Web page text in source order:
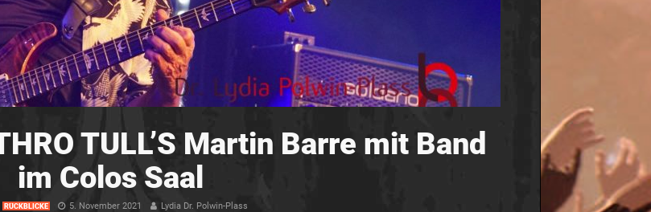
TULL’S Martin Barre mit Band
im Colos Saal
RÜCKBLICKE 5. November 2021 Lydia Dr. Polwin-Plass